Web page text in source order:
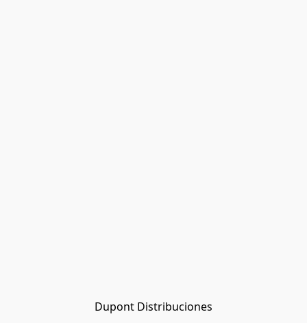
Dupont Distribuciones